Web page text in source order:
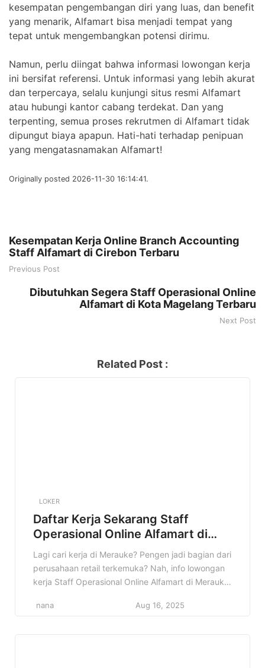
kesempatan pengembangan diri yang luas, dan benefit
yang menarik, Alfamart bisa menjadi tempat yang
tepat untuk mengembangkan potensi dirimu.
Namun, perlu diingat bahwa informasi lowongan kerja
ini bersifat referensi. Untuk informasi yang lebih akurat
dan terpercaya, selalu kunjungi situs resmi Alfamart
atau hubungi kantor cabang terdekat. Dan yang
terpenting, semua proses rekrutmen di Alfamart tidak
dipungut biaya apapun. Hati-hati terhadap penipuan
yang mengatasnamakan Alfamart!
Originally posted 2026-11-30 16:14:41.
Kesempatan Kerja Online Branch Accounting
Staff Alfamart di Cirebon Terbaru
Previous Post
Dibutuhkan Segera Staff Operasional Online
Alfamart di Kota Magelang Terbaru
Next Post
Related Post :
LOKER
Daftar Kerja Sekarang Staff
Operasional Online Alfamart di
Merauke Terbaru
Lagi cari kerja di Merauke? Pengen jadi bagian dari
perusahaan retail terkemuka? Nah, info lowongan
kerja Staff Operasional Online Alfamart di Merauke
kupas tuntas semua detail tentang lowongan ini.
nana Aug 16, 2025